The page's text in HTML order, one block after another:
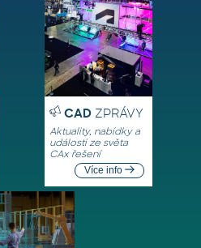
CADZPRÁVY
Aktuality, nabídky a
události ze světa
CAx řešení
Více info